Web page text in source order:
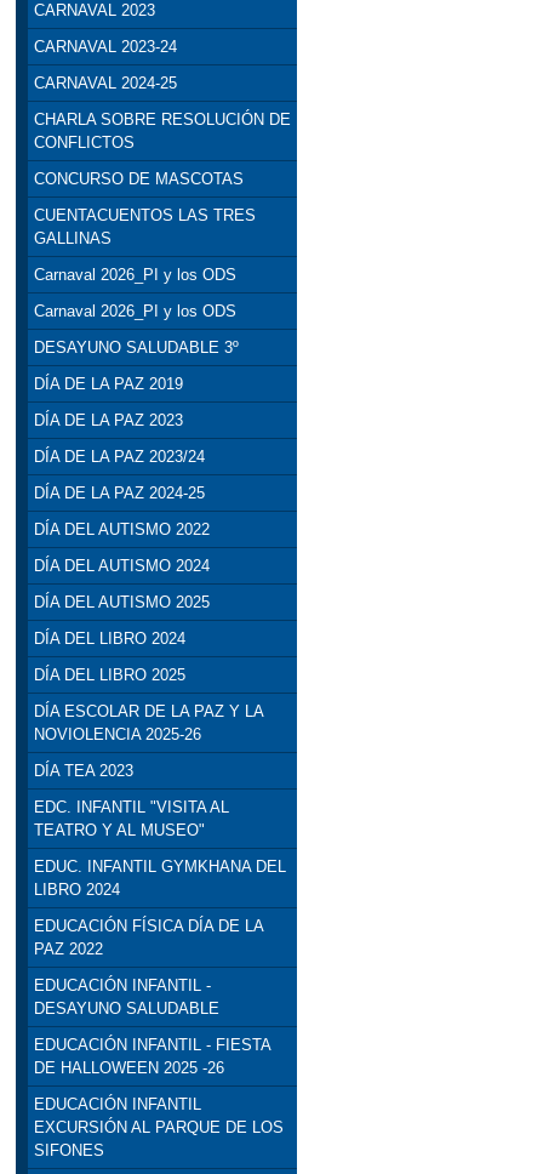
CARNAVAL 2023
CARNAVAL 2023-24
CARNAVAL 2024-25
CHARLA SOBRE RESOLUCIÓN DE
CONFLICTOS
CONCURSO DE MASCOTAS
CUENTACUENTOS LAS TRES
GALLINAS
Carnaval 2026_PI y los ODS
Carnaval 2026_PI y los ODS
DESAYUNO SALUDABLE 3º
DÍA DE LA PAZ 2019
DÍA DE LA PAZ 2023
DÍA DE LA PAZ 2023/24
DÍA DE LA PAZ 2024-25
DÍA DEL AUTISMO 2022
DÍA DEL AUTISMO 2024
DÍA DEL AUTISMO 2025
DÍA DEL LIBRO 2024
DÍA DEL LIBRO 2025
DÍA ESCOLAR DE LA PAZ Y LA
NOVIOLENCIA 2025-26
DÍA TEA 2023
EDC. INFANTIL "VISITA AL
TEATRO Y AL MUSEO"
EDUC. INFANTIL GYMKHANA DEL
LIBRO 2024
EDUCACIÓN FÍSICA DÍA DE LA
PAZ 2022
EDUCACIÓN INFANTIL -
DESAYUNO SALUDABLE
EDUCACIÓN INFANTIL - FIESTA
DE HALLOWEEN 2025 -26
EDUCACIÓN INFANTIL
EXCURSIÓN AL PARQUE DE LOS
SIFONES